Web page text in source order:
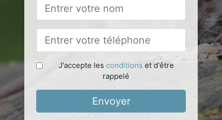
J'accepte les conditions et d'être
rappelé
Envoyer